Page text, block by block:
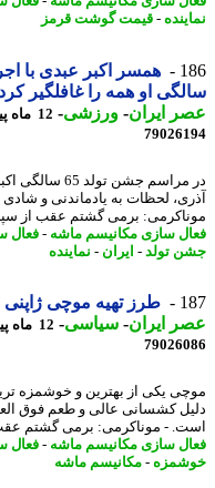
-قیمت گوشت قرمز
او همه را غافلگیر کرد
ایران- ورزشی-12 ماه پیش - پنجشنبه 6 شهریور 1404، 14:10
در مراسم جشن تولد
لحظات به یادماندنی و شادی
برمی گشتم عقب از سپند
سازی مکانیسم ماشه-فعال سازی
تولد -ایران - نماینده
طرز تهیه موچی ژاپنی ؛
ایران- سیاسی-12 ماه پیش - پنجشنبه 6 شهریور 1404، 14:00
یکی از بهترین و خوشمزه
کشسانی عالی و طعم فوق العاده
- موناکرمی: برمی گشتم عقب از
سازی مکانیسم ماشه-فعال سازی
-مکانیسم ماشه